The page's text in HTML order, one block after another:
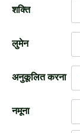
शक्ति
लुमेन
अनुकूलित करना
नमूना